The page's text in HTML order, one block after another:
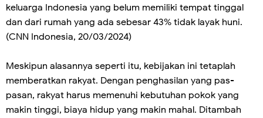
keluarga Indonesia yang belum memiliki tempat tinggal
dan dari rumah yang ada sebesar 43% tidak layak huni.
(CNN Indonesia, 20/03/2024)
Meskipun alasannya seperti itu, kebijakan ini tetaplah
memberatkan rakyat. Dengan penghasilan yang pas-
pasan, rakyat harus memenuhi kebutuhan pokok yang
makin tinggi, biaya hidup yang makin mahal. Ditambah